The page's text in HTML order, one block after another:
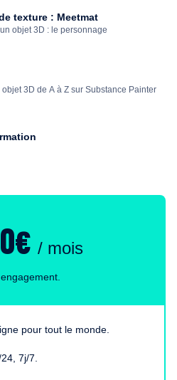
vous obtiendrez un certificat de
à la découverte de la peinture
texture : Meetmat
objet 3D : le personnage
3D de A à Z sur Substance Painter
/ mois
pour tout le monde.
7j/7.